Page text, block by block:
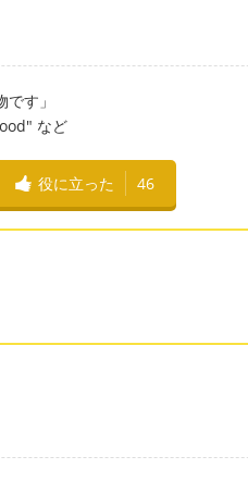
す」
など
役に立った 46